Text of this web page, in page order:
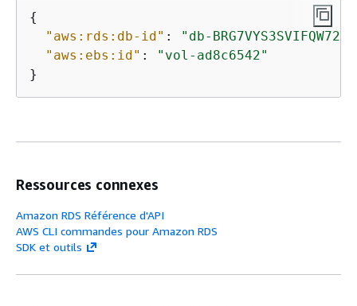
{
"aws:rds:db-id" :
"db-
"aws:ebs:id" :
"vol-ad8c6542"
}
Ressources connexes
Amazon RDS Référence d'API
AWS CLI commandes pour Amazon RDS
SDK et outils